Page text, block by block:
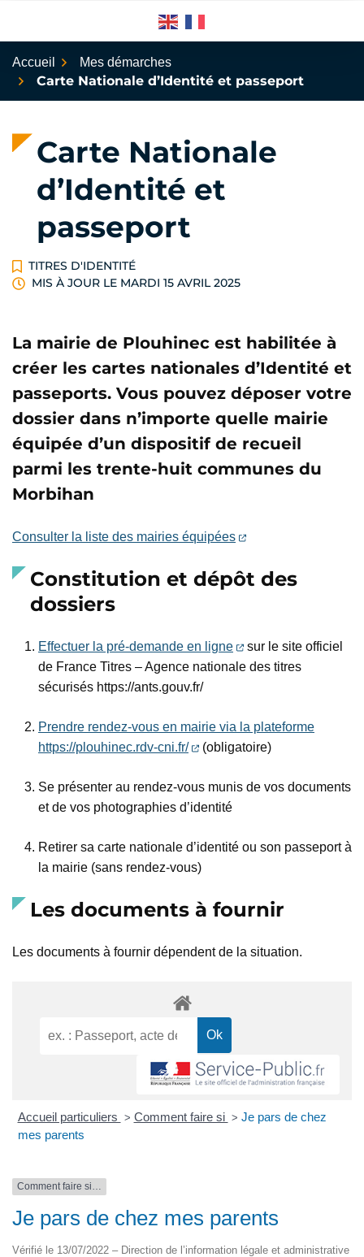
Accueil
Mes démarches
Carte Nationale d’Identité et passeport
Carte Nationale
d’Identité et
passeport
TITRES D'IDENTITÉ
MIS À JOUR LE MARDI 15 AVRIL 2025
La mairie de Plouhinec est habilitée à
créer les cartes nationales d’Identité et
passeports. Vous pouvez déposer votre
dossier dans n’importe quelle mairie
équipée d’un dispositif de recueil
parmi les trente-huit communes du
Morbihan
Consulter la liste des mairies équipées (ouverture dans un
Constitution et dépôt des
dossiers
Effectuer la pré-demande en ligne (ouverture dans un
sur le site officiel
de France Titres – Agence nationale des titres
sécurisés https://ants.gouv.fr/
Prendre rendez-vous en mairie via la plateforme
https://plouhinec.rdv-cni.fr/
(ouverture dans un nouvel
(obligatoire)
Se présenter au rendez-vous munis de vos documents
et de vos photographies d’identité
Retirer sa carte nationale d’identité ou son passeport à
la mairie (sans rendez-vous)
Les documents à fournir
Les documents à fournir dépendent de la situation.
Accueil particuliers > Comment faire si > Je pars de chez
mes parents
Comment faire si…
Je pars de chez mes parents
Vérifié le 13/07/2022 – Direction de l’information légale et administrative